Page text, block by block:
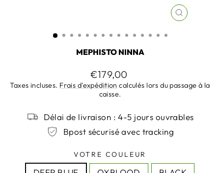
FERMER
MEPHISTO NINNA
Prix
régulier
€179,00
Taxes incluses. Frais d'expédition calculés lors du passage à la
caisse.
Délai de livraison : 4-5 jours ouvrables
Bpost sécurisé avec tracking
VOTRE COULEUR